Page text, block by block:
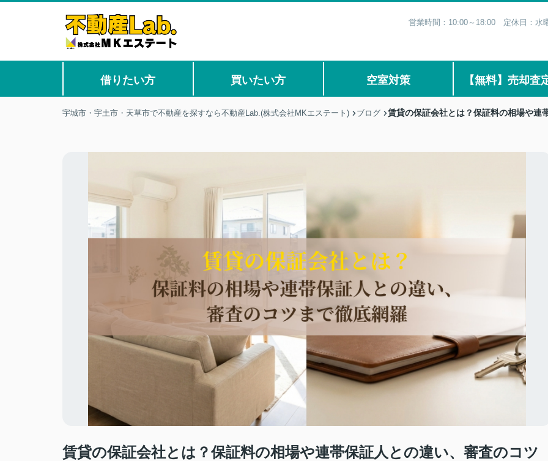
営業時間：10:00～18:00 定休日：水
借りたい方 買いたい方 空室対策 【無料】売却査
宇城市・宇土市・天草市で不動産を探すなら不動産Lab.(株式会社MKエステート) ブログ 賃貸の保証会社とは？保証料の相場や連
賃貸の保証会社とは？保証料の相場や連帯保証人との違い、審査のコツ